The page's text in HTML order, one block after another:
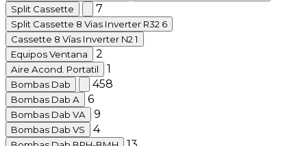
Split Cassette
7
Split Cassette 8 Vias Inverter R32 6
Cassette 8 Vías Inverter N2 1
Equipos Ventana
2
Aire Acond. Portatil 1
Bombas Dab 458
Bombas Dab A 6
Bombas Dab VA 9
Bombas Dab VS 4